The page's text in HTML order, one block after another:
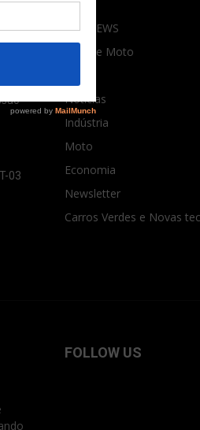
em
03
TOPNEWS
Carro e Moto
Notícias
Indústria
Moto
Economia
Newsletter
Carros Verdes e Novas
FOLLOW US